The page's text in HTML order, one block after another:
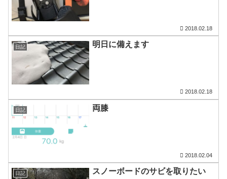
2018.02.18
日記 明日に備えます
2018.02.18
日記 両膝
2018.02.04
日記 スノーボードのサビを取りたい